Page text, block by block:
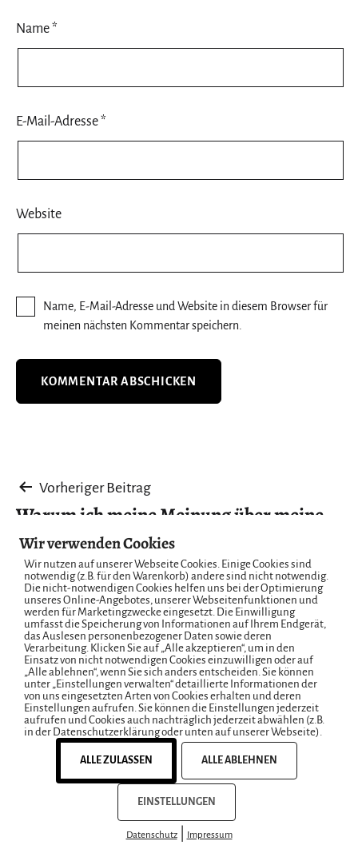
Name*
E-Mail-Adresse*
Website
Name, E-Mail-Adresse und Website in diesem Browser für
meinen nächsten Kommentar speichern.
Beitragsnavigation
Vorheriger Beitrag
Warum ich meine Meinung über meine
Sammelleidenschaft geändert habe
Nächster Beitrag
Mein Monatsrückblick März 2026 –
einfach Wow
Wir verwenden Cookies
Wir nutzen auf unserer Webseite Cookies. Einige Cookies sind
notwendig (z.B. für den Warenkorb) andere sind nicht notwendig.
Die nicht-notwendigen Cookies helfen uns bei der Optimierung
unseres Online-Angebotes, unserer Webseitenfunktionen und
werden für Marketingzwecke eingesetzt. Die Einwilligung
umfasst die Speicherung von Informationen auf Ihrem Endgerät,
das Auslesen personenbezogener Daten sowie deren
Verarbeitung. Klicken Sie auf „Alle akzeptieren“, um in den
Einsatz von nicht notwendigen Cookies einzuwilligen oder auf
„Alle ablehnen“, wenn Sie sich anders entscheiden. Sie können
unter „Einstellungen verwalten“ detaillierte Informationen der
von uns eingesetzten Arten von Cookies erhalten und deren
Einstellungen aufrufen. Sie können die Einstellungen jederzeit
aufrufen und Cookies auch nachträglich jederzeit abwählen (z.B.
in der Datenschutzerklärung oder unten auf unserer Webseite).
ALLE ZULASSEN ALLE ABLEHNEN
EINSTELLUNGEN
Datenschutz| Impressum